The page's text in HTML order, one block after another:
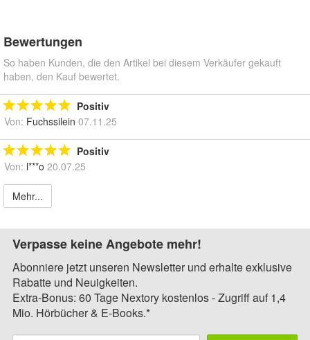
Bewertungen
So haben Kunden, die den Artikel bei diesem Verkäufer gekauft
haben, den Kauf bewertet.
Positiv
Von: Fuchssilein 07.11.25
Positiv
Von: l***o 20.07.25
Mehr...
Verpasse keine Angebote mehr!
Abonniere jetzt unseren Newsletter und erhalte exklusive
Rabatte und Neuigkeiten.
Extra-Bonus: 60 Tage Nextory kostenlos - Zugriff auf 1,4
Mio. Hörbücher & E-Books.*